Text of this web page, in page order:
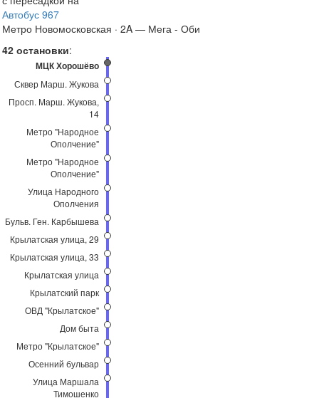
Автобус 967
Метро Новомосковская · 2A — Мега - Оби
42 остановки:
МЦК Хорошёво
Сквер Марш. Жукова
Просп. Марш. Жукова,
14
Метро "Народное
Ополчение"
Метро "Народное
Ополчение"
Улица Народного
Ополчения
Бульв. Ген. Карбышева
Крылатская улица, 29
Крылатская улица, 33
Крылатская улица
Крылатский парк
ОВД "Крылатское"
Дом быта
Метро "Крылатское"
Осенний бульвар
Улица Маршала
Тимошенко